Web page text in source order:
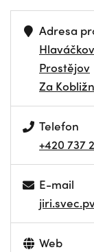
Adresa
Prostějov
Za
Telefon
+420 737
E-mail
Web